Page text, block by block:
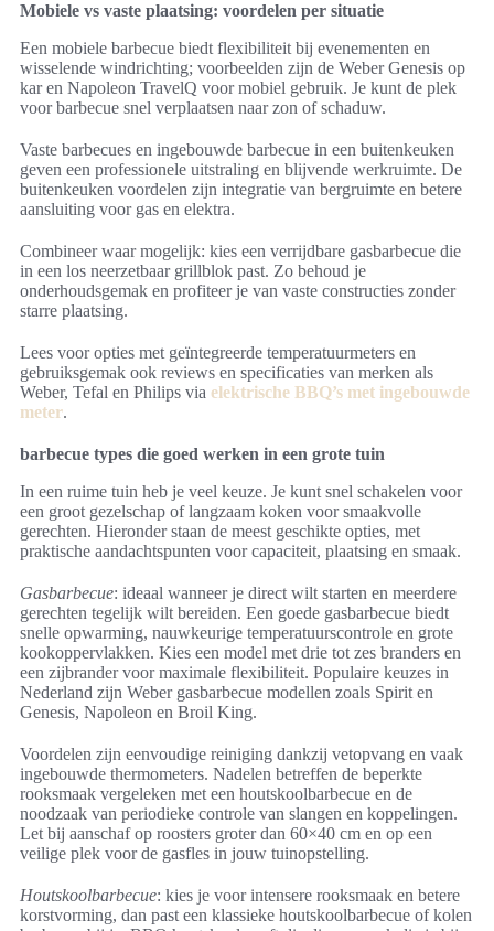
Mobiele vs vaste plaatsing: voordelen per situatie
Een mobiele barbecue biedt flexibiliteit bij evenementen en
wisselende windrichting; voorbeelden zijn de Weber Genesis op
kar en Napoleon TravelQ voor mobiel gebruik. Je kunt de plek
voor barbecue snel verplaatsen naar zon of schaduw.
Vaste barbecues en ingebouwde barbecue in een buitenkeuken
geven een professionele uitstraling en blijvende werkruimte. De
buitenkeuken voordelen zijn integratie van bergruimte en betere
aansluiting voor gas en elektra.
Combineer waar mogelijk: kies een verrijdbare gasbarbecue die
in een los neerzetbaar grillblok past. Zo behoud je
onderhoudsgemak en profiteer je van vaste constructies zonder
starre plaatsing.
Lees voor opties met geïntegreerde temperatuurmeters en
gebruiksgemak ook reviews en specificaties van merken als
Weber, Tefal en Philips via elektrische BBQ’s met ingebouwde
meter.
barbecue types die goed werken in een grote tuin
In een ruime tuin heb je veel keuze. Je kunt snel schakelen voor
een groot gezelschap of langzaam koken voor smaakvolle
gerechten. Hieronder staan de meest geschikte opties, met
praktische aandachtspunten voor capaciteit, plaatsing en smaak.
Gasbarbecue: ideaal wanneer je direct wilt starten en meerdere
gerechten tegelijk wilt bereiden. Een goede gasbarbecue biedt
snelle opwarming, nauwkeurige temperatuurscontrole en grote
kookoppervlakken. Kies een model met drie tot zes branders en
een zijbrander voor maximale flexibiliteit. Populaire keuzes in
Nederland zijn Weber gasbarbecue modellen zoals Spirit en
Genesis, Napoleon en Broil King.
Voordelen zijn eenvoudige reiniging dankzij vetopvang en vaak
ingebouwde thermometers. Nadelen betreffen de beperkte
rooksmaak vergeleken met een houtskoolbarbecue en de
noodzaak van periodieke controle van slangen en koppelingen.
Let bij aanschaf op roosters groter dan 60×40 cm en op een
veilige plek voor de gasfles in jouw tuinopstelling.
Houtskoolbarbecue: kies je voor intensere rooksmaak en betere
korstvorming, dan past een klassieke houtskoolbarbecue of kolen